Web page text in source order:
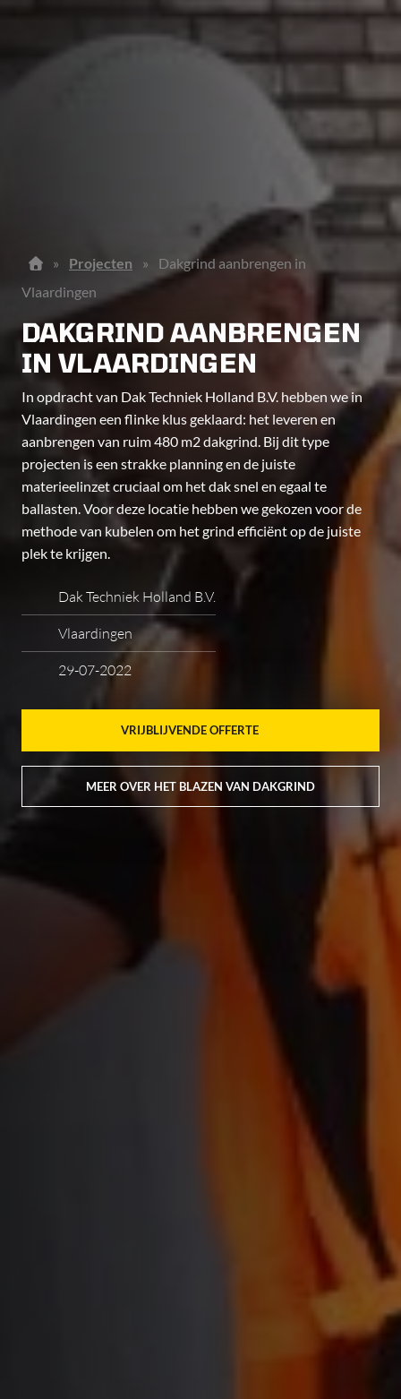
» Projecten »
Dakgrind aanbrengen in
Vlaardingen
DAKGRIND AANBRENGEN
IN VLAARDINGEN
In opdracht van Dak Techniek Holland B.V. hebben we in
Vlaardingen een flinke klus geklaard: het leveren en
aanbrengen van ruim 480 m2 dakgrind. Bij dit type
projecten is een strakke planning en de juiste
materieelinzet cruciaal om het dak snel en egaal te
ballasten. Voor deze locatie hebben we gekozen voor de
methode van kubelen om het grind efficiënt op de juiste
plek te krijgen.
Dak Techniek Holland B.V.
Vlaardingen
29-07-2022
VRIJBLIJVENDE OFFERTE
MEER OVER HET BLAZEN VAN DAKGRIND